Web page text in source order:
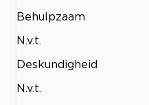
Behulpzaam
N.v.t.
Deskundigheid
N.v.t.